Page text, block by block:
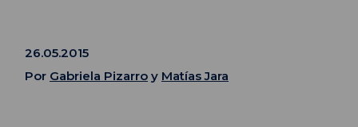
26.05.2015
Por Gabriela Pizarro y Matías Jara